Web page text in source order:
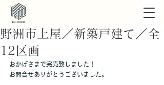
野洲市上屋／新築戸建て／全
12区画
おかげさまで完売致しました！
お問合せありがとうございました。